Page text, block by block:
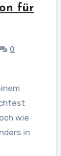
für
0
wie
in